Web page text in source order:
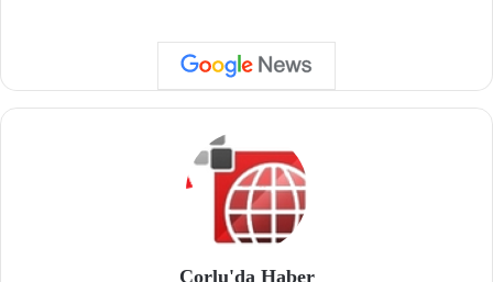
Çorlu'da Haber